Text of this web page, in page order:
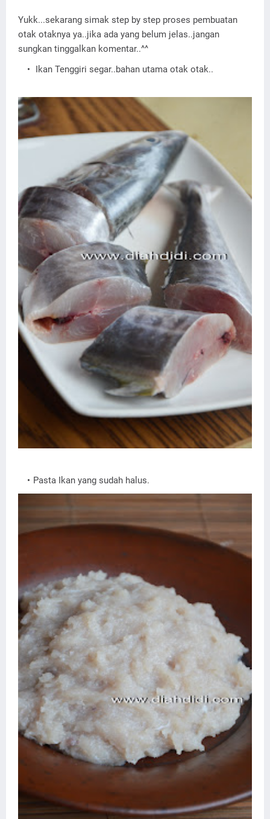
Yukk...sekarang simak step by step proses pembuatan
otak otaknya ya..jika ada yang belum jelas..jangan
sungkan tinggalkan komentar..^^
Ikan Tenggiri segar..bahan utama otak otak..
Pasta Ikan yang sudah halus.